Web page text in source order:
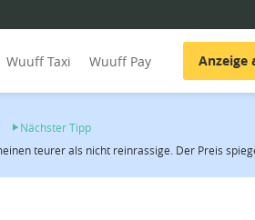
Wuuff Taxi Wuuff Pay Anzeige
Nächster Tipp
teurer als nicht reinrassige. Der Preis